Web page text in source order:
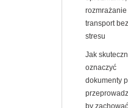
rozmrażanie
transport bez
stresu
Jak
oznaczyć
dokumenty